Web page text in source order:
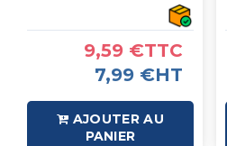
9,59 €TTC
7,99 €HT
AJOUTER AU
PANIER